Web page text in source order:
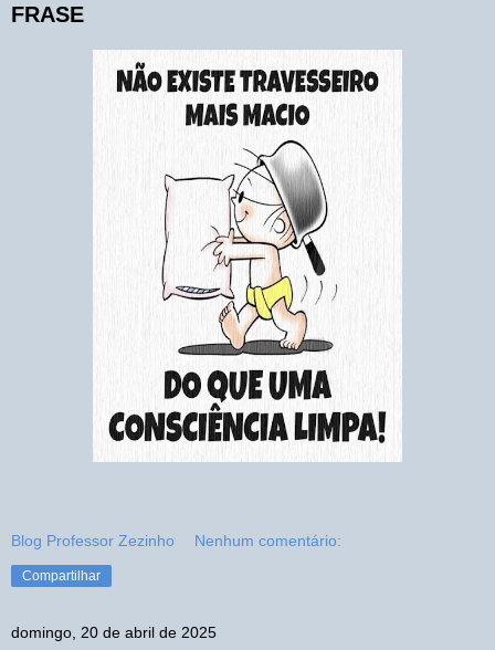
FRASE
Blog Professor Zezinho Nenhum comentário:
Compartilhar
domingo, 20 de abril de 2025